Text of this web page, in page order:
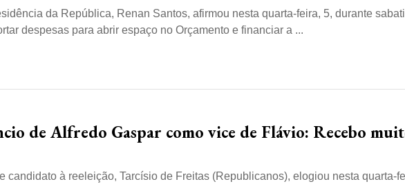
da República, Renan Santos, afirmou nesta quarta-feira, 5, durante
despesas para abrir espaço no Orçamento e financiar a ...
de Alfredo Gaspar como vice de Flávio: Recebo
candidato à reeleição, Tarcísio de Freitas (Republicanos), elogiou nesta quarta-